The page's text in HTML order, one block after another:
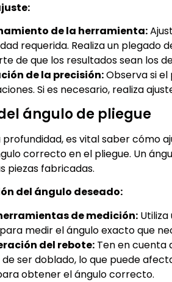
de la herramienta:
requerida. Realiza un plegado
de que los resultados sean los
de la precisión:Observa si el
Si es necesario, realiza
ángulo de pliegue
profundidad, es vital saber cómo
correcto en el pliegue. Un
piezas fabricadas.
del ángulo deseado:
de medición:
medir el ángulo exacto que
del rebote: Ten en
ser doblado, lo que puede
obtener el ángulo correcto.